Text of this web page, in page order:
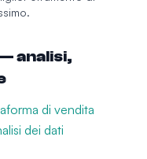
analisi,
di vendita
dei dati